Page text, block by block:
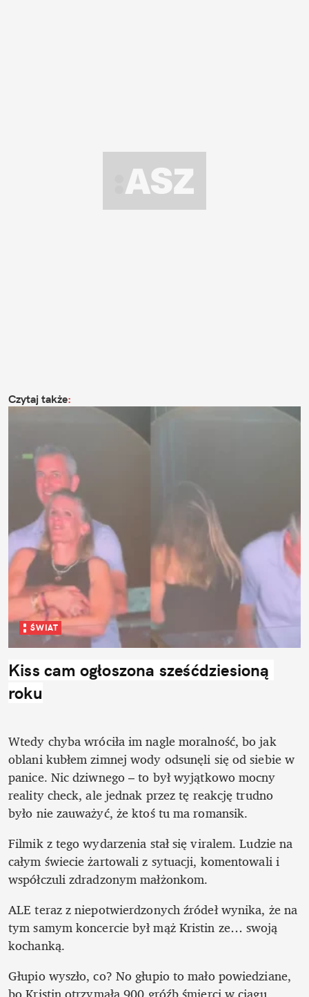
Czytaj także:
ŚWIAT
Kiss cam ogłoszona sześćdziesioną
roku
Wtedy chyba wróciła im nagle moralność, bo jak
oblani kubłem zimnej wody odsunęli się od siebie w
panice. Nic dziwnego – to był wyjątkowo mocny
reality check, ale jednak przez tę reakcję trudno
było nie zauważyć, że ktoś tu ma romansik.
Filmik z tego wydarzenia stał się viralem. Ludzie na
całym świecie żartowali z sytuacji, komentowali i
współczuli zdradzonym małżonkom.
ALE teraz z niepotwierdzonych źródeł wynika, że na
tym samym koncercie był mąż Kristin ze… swoją
kochanką.
Głupio wyszło, co? No głupio to mało powiedziane,